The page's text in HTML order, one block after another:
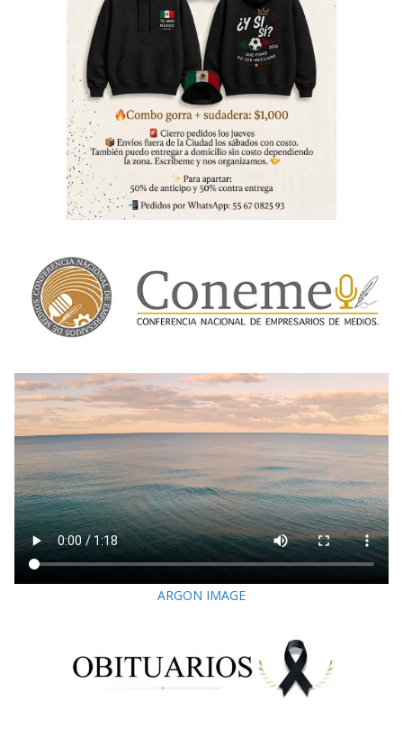
ARGON IMAGE